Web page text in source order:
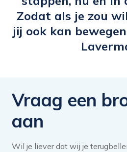
en geïnspireerd om mijn
meer aandacht te bieden
te zetten.”
Zodat als je zou
jij ook kan
Vraag een
aan
Wil je liever dat wij je